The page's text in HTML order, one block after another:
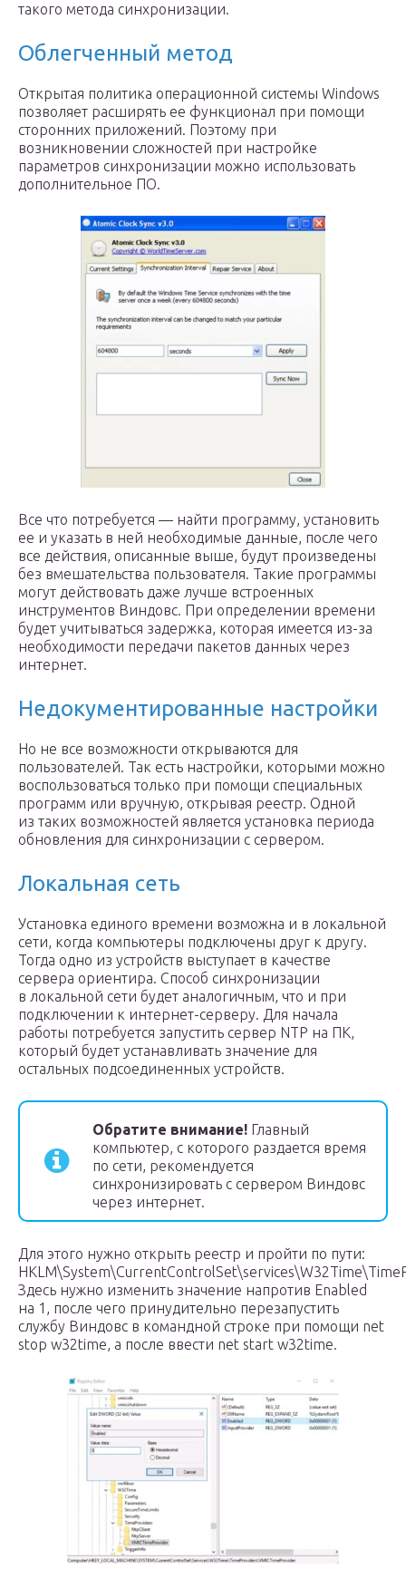
такого метода синхронизации.
Облегченный метод
Открытая политика операционной системы Windows
позволяет расширять ее функционал при помощи
сторонних приложений. Поэтому при
возникновении сложностей при настройке
параметров синхронизации можно использовать
дополнительное ПО.
Все что потребуется — найти программу, установить
ее и указать в ней необходимые данные, после чего
все действия, описанные выше, будут произведены
без вмешательства пользователя. Такие программы
могут действовать даже лучше встроенных
инструментов Виндовс. При определении времени
будет учитываться задержка, которая имеется из-за
необходимости передачи пакетов данных через
интернет.
Недокументированные настройки
Но не все возможности открываются для
пользователей. Так есть настройки, которыми можно
воспользоваться только при помощи специальных
программ или вручную, открывая реестр. Одной
из таких возможностей является установка периода
обновления для синхронизации с сервером.
Локальная сеть
Установка единого времени возможна и в локальной
сети, когда компьютеры подключены друг к другу.
Тогда одно из устройств выступает в качестве
сервера ориентира. Способ синхронизации
в локальной сети будет аналогичным, что и при
подключении к интернет-серверу. Для начала
работы потребуется запустить сервер NTP на ПК,
который будет устанавливать значение для
остальных подсоединенных устройств.
Обратите внимание! Главный
компьютер, с которого раздается время
по сети, рекомендуется
синхронизировать с сервером Виндовс
через интернет.
Для этого нужно открыть реестр и пройти по пути:
Здесь нужно изменить значение напротив Enabled
на 1, после чего принудительно перезапустить
службу Виндовс в командной строке при помощи net
stop w32time, а после ввести net start w32time.